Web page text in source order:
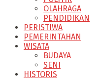
OLAHRAGA
PENDIDIKAN
PERISTIWA
PEMERINTAHAN
WISATA
BUDAYA
SENI
HISTORIS